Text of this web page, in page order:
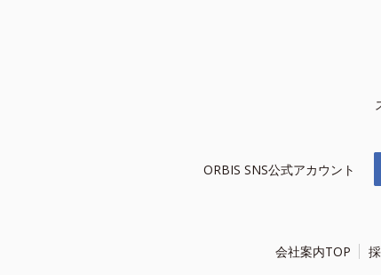
ORBIS SNS公式アカウント
会社案内TOP